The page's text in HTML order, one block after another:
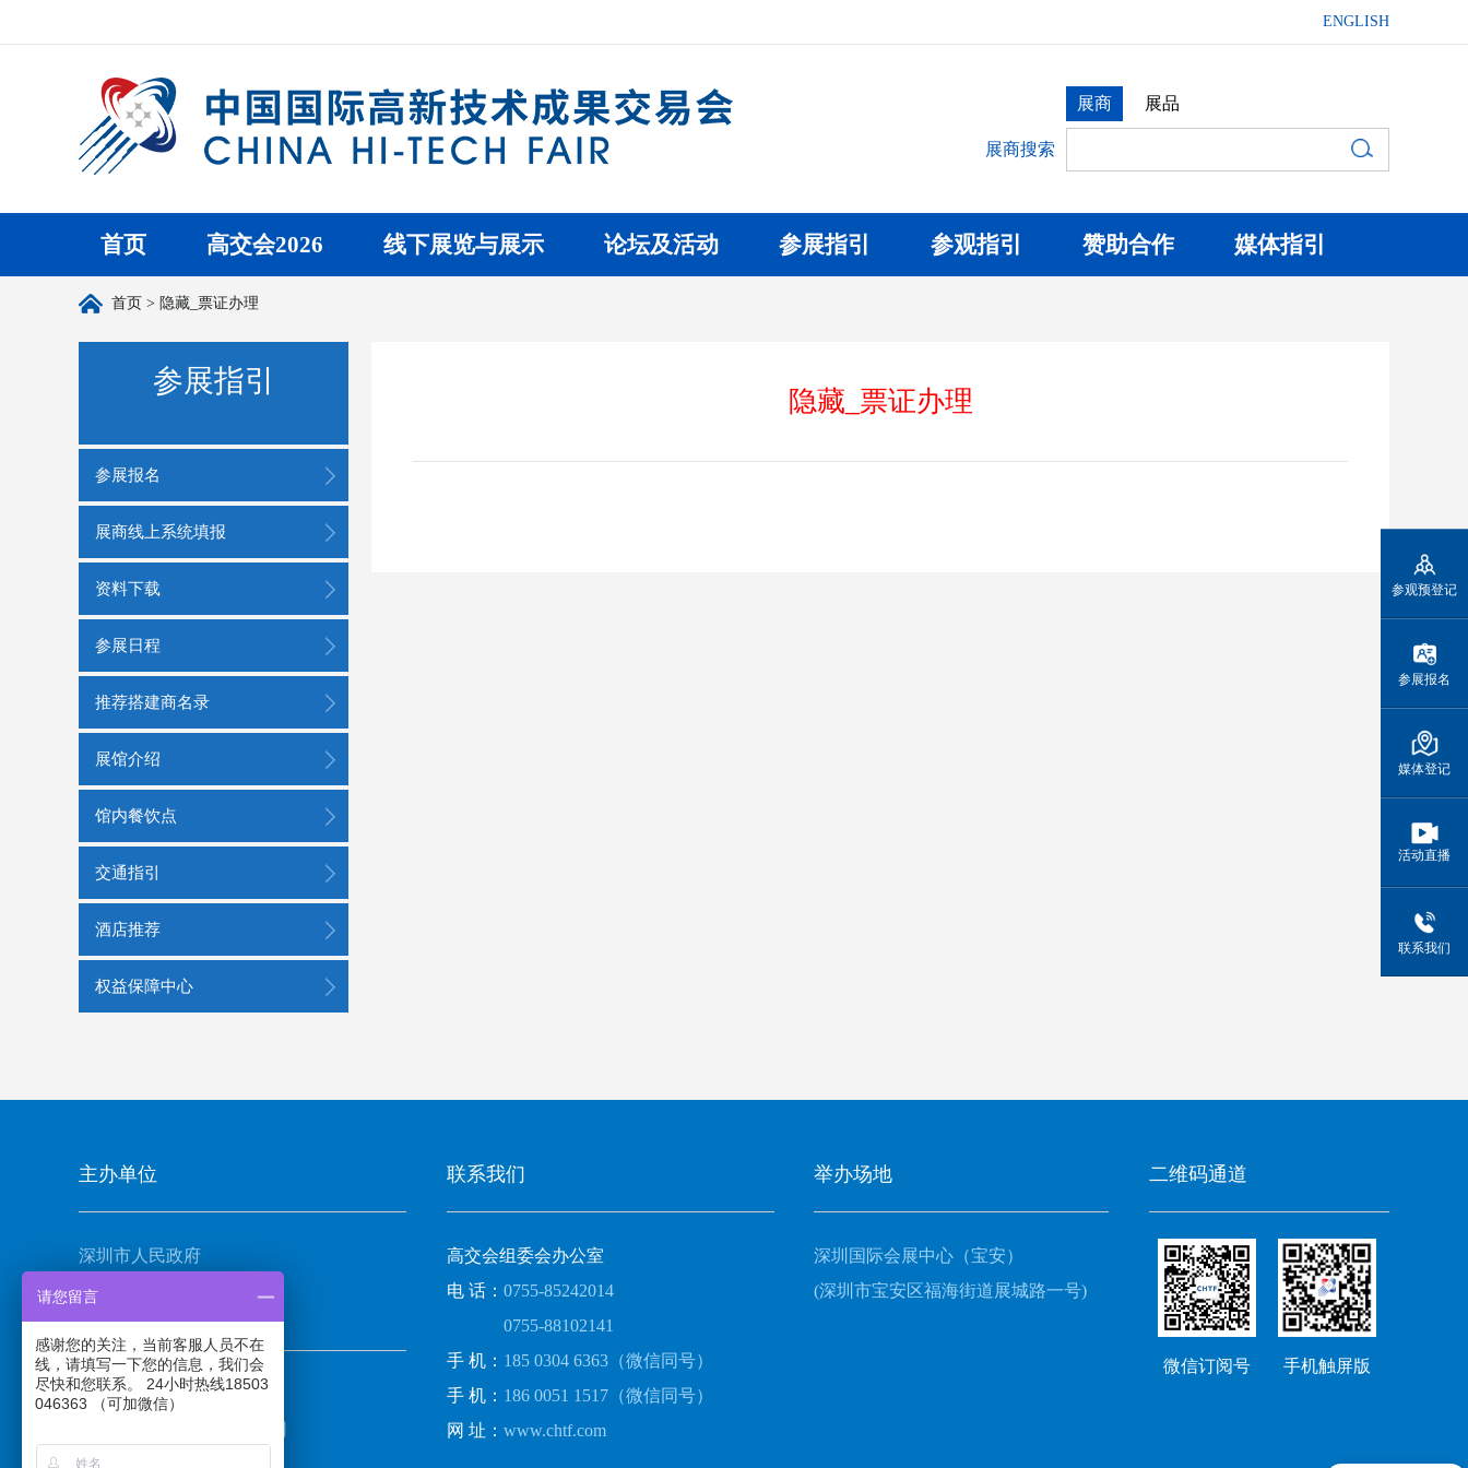
ENGLISH
展商 展品
展商搜索
首页 高交会2026 线下展览与展示 论坛及活动 参展指引 参观指引 赞助合作 媒体指引
首页 > 隐藏_票证办理
参展指引
参展报名
展商线上系统填报
资料下载
参展日程
推荐搭建商名录
展馆介绍
馆内餐饮点
交通指引
酒店推荐
权益保障中心
隐藏_票证办理
参观预登记
参展报名
媒体登记
活动直播
联系我们
主办单位
深圳市人民政府
振威国际会展集团
联系我们
高交会组委会办公室
电 话： 0755-85242014
0755-88102141
手 机： 185 0304 6363（微信同号）
手 机： 186 0051 1517（微信同号）
网 址： www.chtf.com
举办场地
深圳国际会展中心（宝安）
(深圳市宝安区福海街道展城路一号)
二维码通道
微信订阅号 手机触屏版
现在有优惠活动吗
请您留言
感谢您的关注，当前客服人员不在
线，请填写一下您的信息，我们会
尽快和您联系。 24小时热线18503
046363 （可加微信）